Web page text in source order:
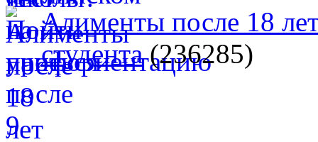
Алименты после 18
студента(236285)